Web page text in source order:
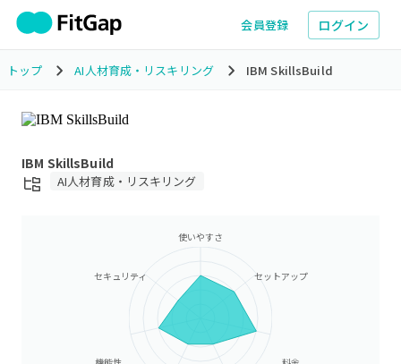
会員登録 ログイン
トップ AI人材育成・リスキリング IBM SkillsBuild
IBM SkillsBuild
AI人材育成・リスキリング
使いやすさ
セットアップ
セキュリティ